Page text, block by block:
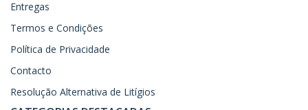
Entregas
Termos e Condições
Política de Privacidade
Contacto
Resolução Alternativa de Litígios